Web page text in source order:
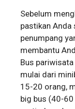
Sebelum
pastikan Anda
penumpang
membantu
Bus
mulai dari
15-20 orang,
big bus (40-